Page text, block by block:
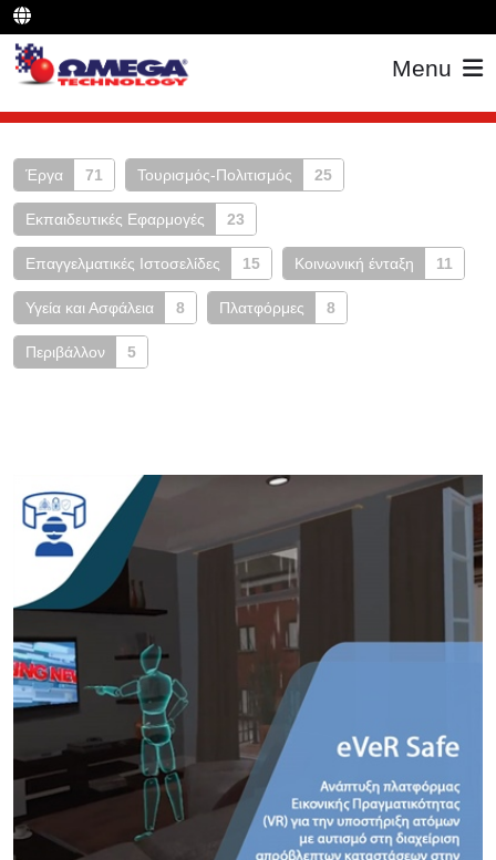
Menu
Έργα 71 Τουρισμός-Πολιτισμός 25
Εκπαιδευτικές Εφαρμογές 23
Επαγγελματικές Ιστοσελίδες 15 Κοινωνική ένταξη 11
Υγεία και Ασφάλεια 8 Πλατφόρμες 8
Περιβάλλον 5